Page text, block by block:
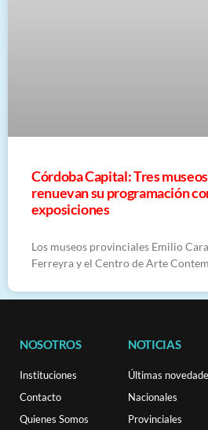
Córdoba Capital: Tres
renuevan su programación
exposiciones
Los museos provinciales Emilio
Ferreyra y el Centro de Arte
NOSOTROS
Instituciones
Contacto
Quienes Somos
NOTICIAS
Últimas
Nacionales
Provinciales